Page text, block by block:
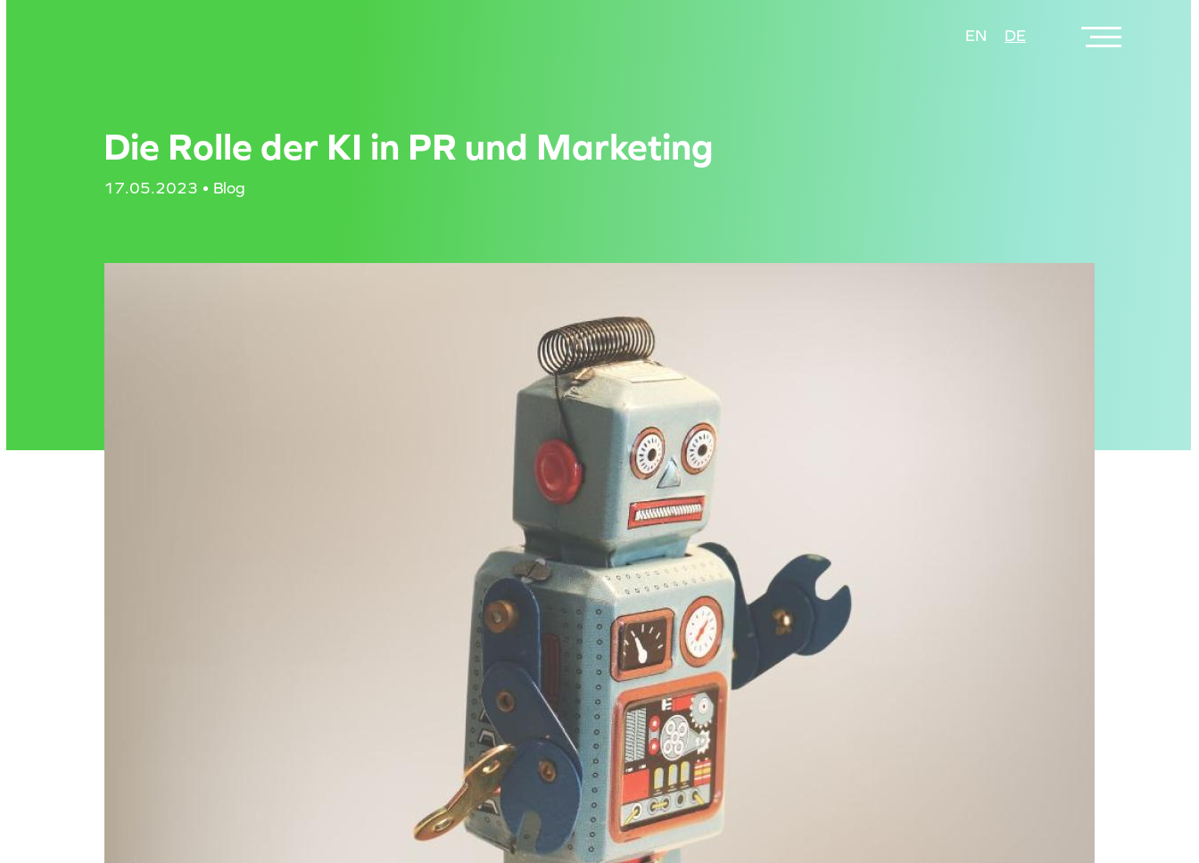
EN DE
Die Rolle der KI in PR und Marketing
17.05.2023 • Blog